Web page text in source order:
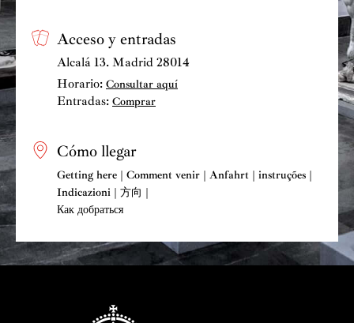
Acceso y entradas
Alcalá 13. Madrid 28014
Horario: Consultar aquí
Entradas: Comprar
Cómo llegar
Getting here | Comment venir | Anfahrt | instruções |
Indicazioni | 方向 |
Как добраться